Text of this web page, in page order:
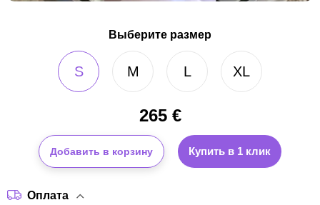
Выберите размер
S M L XL
265€
Добавить в корзину Купить в 1 клик
Оплата